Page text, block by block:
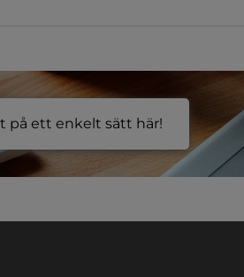
på ett enkelt sätt här!